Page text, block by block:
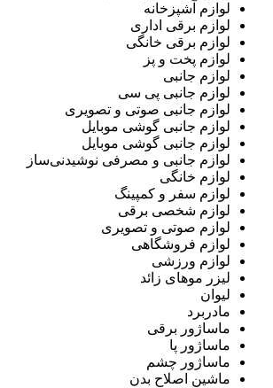
لوازم آشپزخانه
لوازم برقی اداری
لوازم برقی خانگی
لوازم پخت و پز
لوازم جانبی
لوازم جانبی پی سی
لوازم جانبی صوتی و تصویری
لوازم جانبی گوشی موبایل
لوازم جانبی گوشی موبایل
لوازم جانبی و مصرفی نوشیدنی‌ساز
لوازم خانگی
لوازم سفر و کمپینگ
لوازم شخصی برقی
لوازم صوتی و تصویری
لوازم فروشگاهی
لوازم ورزشی
لیزر موهای زائد
لیوان
مادربرد
ماساژور برقی
ماساژور پا
ماساژور چشم
ماشین اصلاح بدن